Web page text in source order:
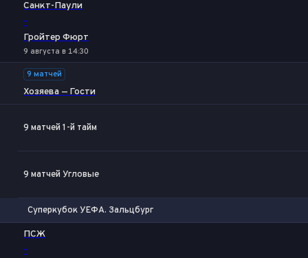
Санкт-Паули
-
Гройтер Фюрт
9 августа в 14:30
9 матчей
Хозяева — Гости
9 матчей 1-й тайм
9 матчей Угловые
Суперкубок УЕФА. Зальцбург
ПСЖ
-